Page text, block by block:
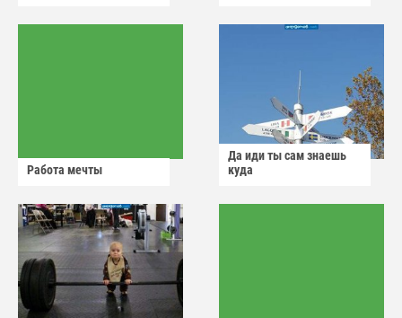
Работа мечты
Да иди ты сам знаешь
куда